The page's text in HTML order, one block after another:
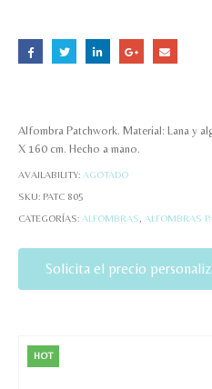
Alfombra Patchwork. Material: Lana y
X 160 cm. Hecho a mano.
AVAILABILITY: AGOTADO
SKU: PATC 805
CATEGORÍAS: ALFOMBRAS ALFOMBRAS
Solicita el precio
HOT